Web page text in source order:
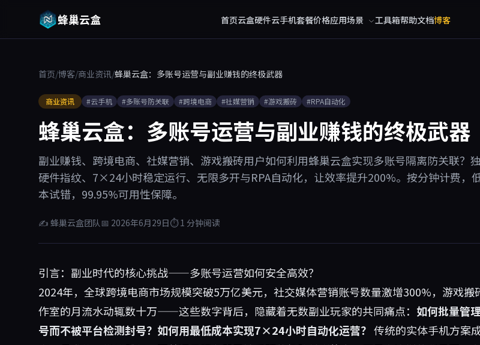
蜂巢云盒 首页云盒硬件云手机套餐价格应用场景 工具箱帮助文档博客
首页/博客/商业资讯/蜂巢云盒：多账号运营与副业赚钱的终极武器
商业资讯 #云手机 #多账号防关联 #跨境电商 #社媒营销 #游戏搬砖 #RPA自动化
蜂巢云盒：多账号运营与副业赚钱的终极武器
副业赚钱、跨境电商、社媒营销、游戏搬砖用户如何利用蜂巢云盒实现多账号隔离防关联？
硬件指纹、7×24小时稳定运行、无限多开与RPA自动化，让效率提升200%。按分钟计费，
本试错，99.95%可用性保障。
✍ 蜂巢云盒团队📅 2026年6月29日⏱ 1 分钟阅读
引言：副业时代的核心挑战——多账号运营如何安全高效？
2024年，全球跨境电商市场规模突破5万亿美元，社交媒体营销账号数量激增300%，游戏搬
作室的月流水动辄数十万——这些数字背后，隐藏着无数副业玩家的共同痛点： 如何批量管
号而不被平台检测封号？如何用最低成本实现7×24小时自动化运营？ 传统的实体手机方案